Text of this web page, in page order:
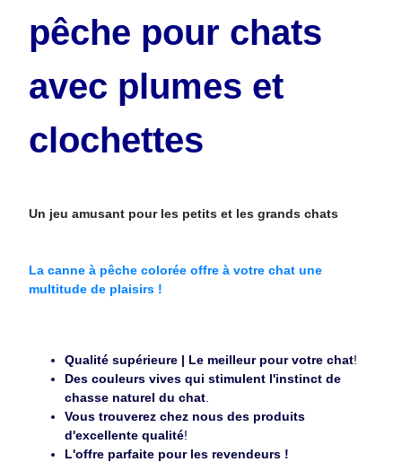
pêche pour chats
avec plumes et
clochettes
Un jeu amusant pour les petits et les grands chats
La canne à pêche colorée offre à votre chat une
multitude de plaisirs !
Qualité supérieure | Le meilleur pour votre chat!
Des couleurs vives qui stimulent l'instinct de
chasse naturel du chat
Vous trouverez chez nous des produits
d'excellente qualité!
L'offre parfaite pour les revendeurs !